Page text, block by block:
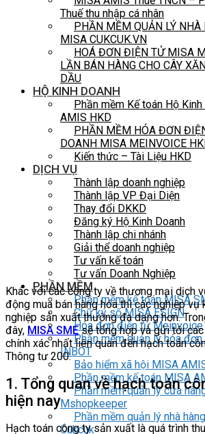
Thuế thu nhập cá nhân
PHẦN MỀM QUẢN LÝ NHÀ
MISA CUKCUK.VN
HOÁ ĐƠN ĐIỆN TỬ MISA
LẦN BÁN HÀNG CHO CÂY
DẦU
HỘ KINH DOANH
Phần mềm Kế toán Hộ
AMIS HKD
PHẦN MỀM HÓA ĐƠN
DOANH MISA MEINVOICE
Kiến thức – Tài Liệu HKD
DỊCH VỤ
Thành lập doanh nghiệp
Thành lập VP Đại Diện
Thay đổi DKKD
Đăng ký Hộ Kinh Doanh
Thành lập chi nhánh
Giải thể doanh nghiệp
Tư vấn kế toán
Tư vấn Doanh Nghiệp
PHẦN MỀM
Phần mềm kế toán MISA
Chữ ký số MISA ESIGN
Hóa đơn điện tử Meinvoice
Phần mềm quản lý hóa
INBOT
Bảo hiểm xã hội MISA
Phần mềm kế toán MISA
Phần mềm quản lý cửa
Mshopkeeper
Phần mềm quản lý nhà
Cukcuk
Khác với các công ty về thương mại dịch
động mua bán hàng hóa thì các nghiệp vụ
nghiệp sản xuất thường đa dạng hơn.
đây, MISA SMEsẽ tổng hợp và gửi tới
chính xác nhất liên quan đến hạch toán
Thông tư 200.
1. Tổng quan về hạch toán
hiện nay
Hạch toán công ty sản xuất là quá trình